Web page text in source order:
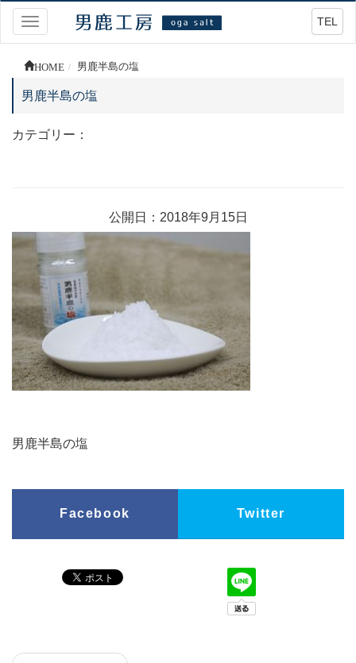
Toggle
navigation
TEL
HOME 男鹿半島の塩
男鹿半島の塩
カテゴリー：
公開日：2018年9月15日
男鹿半島の塩
Facebook Twitter